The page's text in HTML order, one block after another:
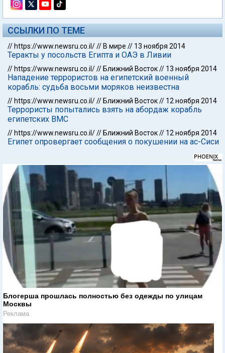
ССЫЛКИ ПО ТЕМЕ
// https://www.newsru.co.il/// В мире // 13 ноября 2014
Теракты у посольств Египта и ОАЭ в Ливии
// https://www.newsru.co.il/// Ближний Восток// 13 ноября 2014
Нападение террористов на египетский военный
корабль: судьба восьми моряков неизвестна
// https://www.newsru.co.il/// Ближний Восток// 12 ноября 2014
Террористы попытались взять на абордаж корабль
египетских ВМС
// https://www.newsru.co.il/// Ближний Восток// 12 ноября 2014
Египет опровергает сообщения о покушении на ас-Сиси
Блогерша прошлась полностью без одежды по улицам
Москвы
Реклама